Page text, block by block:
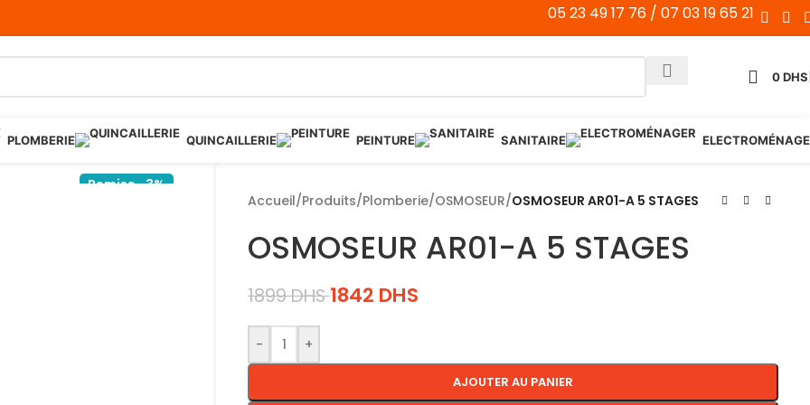
05 23 49 17 76 / 07 03 19 65 21
0DHS
PLOMBERIE QUINCAILLERIE PEINTURE SANITAIRE
Remise -3%
Accueil/Produits/Plomberie/OSMOSEUR/OSMOSEUR AR01-A 5 STAGES
OSMOSEUR AR01-A 5 STAGES
1899DHS 1842 DHS
- +
AJOUTER AU PANIER